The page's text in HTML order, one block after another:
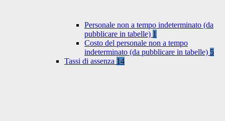
Personale non a tempo indeterminato (da
pubblicare in tabelle) 1
Costo del personale non a tempo
indeterminato (da pubblicare in tabelle) 5
Tassi di assenza 14